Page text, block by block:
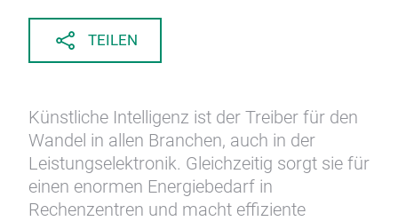
TEILEN
Künstliche Intelligenz ist der Treiber für den
Wandel in allen Branchen, auch in der
Leistungselektronik. Gleichzeitig sorgt sie für
einen enormen Energiebedarf in
Rechenzentren und macht effiziente